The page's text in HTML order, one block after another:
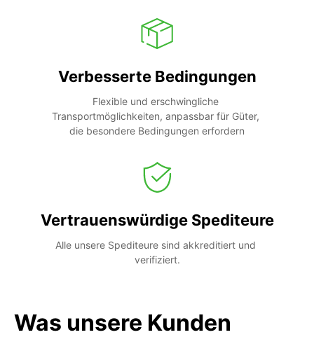
Verbesserte Bedingungen
Flexible und erschwingliche
Transportmöglichkeiten, anpassbar für Güter,
die besondere Bedingungen erfordern
Vertrauenswürdige Spediteure
Alle unsere Spediteure sind akkreditiert und
verifiziert.
Was unsere Kunden